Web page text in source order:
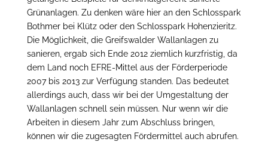
Grünanlagen. Zu denken wäre hier an den Schlosspark
Bothmer bei Klütz oder den Schlosspark Hohenzieritz.
Die Möglichkeit, die Greifswalder Wallanlagen zu
sanieren, ergab sich Ende 2012 ziemlich kurzfristig, da
dem Land noch EFRE-Mittel aus der Förderperiode
2007 bis 2013 zur Verfügung standen. Das bedeutet
allerdings auch, dass wir bei der Umgestaltung der
Wallanlagen schnell sein müssen. Nur wenn wir die
Arbeiten in diesem Jahr zum Abschluss bringen,
können wir die zugesagten Fördermittel auch abrufen.